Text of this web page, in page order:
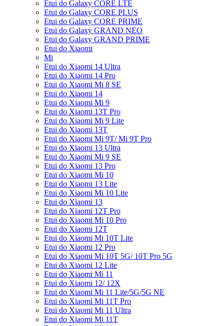
Etui do Galaxy CORE LTE
Etui do Galaxy CORE PLUS
Etui do Galaxy CORE PRIME
Etui do Galaxy GRAND NEO
Etui do Galaxy GRAND PRIME
Etui do Xiaomi
Mi
Etui do Xiaomi 14 Ultra
Etui do Xiaomi 14 Pro
Etui do Xiaomi Mi 8 SE
Etui do Xiaomi 14
Etui do Xiaomi Mi 9
Etui do Xiaomi 13T Pro
Etui do Xiaomi Mi 9 Lite
Etui do Xiaomi 13T
Etui do Xiaomi Mi 9T/ Mi 9T Pro
Etui do Xiaomi 13 Ultra
Etui do Xiaomi Mi 9 SE
Etui do Xiaomi 13 Pro
Etui do Xiaomi Mi 10
Etui do Xiaomi 13 Lite
Etui do Xiaomi Mi 10 Lite
Etui do Xiaomi 13
Etui do Xiaomi 12T Pro
Etui do Xiaomi Mi 10 Pro
Etui do Xiaomi 12T
Etui do Xiaomi Mi 10T Lite
Etui do Xiaomi 12 Pro
Etui do Xiaomi Mi 10T 5G/ 10T Pro 5G
Etui do Xiaomi 12 Lite
Etui do Xiaomi Mi 11
Etui do Xiaomi 12/ 12X
Etui do Xiaomi Mi 11 Lite/5G/5G NE
Etui do Xiaomi Mi 11T Pro
Etui do Xiaomi Mi 11 Ultra
Etui do Xiaomi Mi 11T